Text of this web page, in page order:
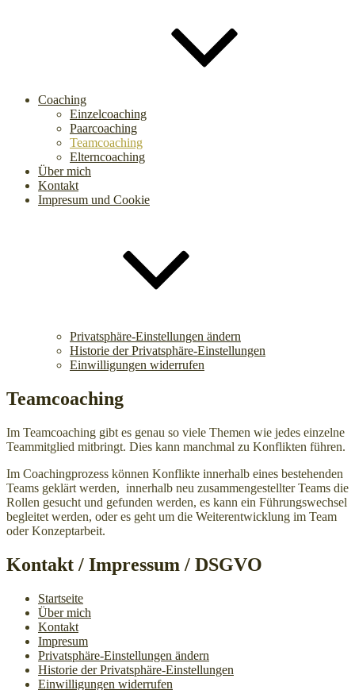
Coaching
Einzelcoaching
Paarcoaching
Teamcoaching
Elterncoaching
Über mich
Kontakt
Impresum und Cookie
Privatsphäre-Einstellungen ändern
Historie der Privatsphäre-Einstellungen
Einwilligungen widerrufen
Teamcoaching
Im Teamcoaching gibt es genau so viele Themen wie jedes einzelne
Teammitglied mitbringt. Dies kann manchmal zu Konflikten führen.
Im Coachingprozess können Konflikte innerhalb eines bestehenden
Teams geklärt werden, innerhalb neu zusammengestellter Teams die
Rollen gesucht und gefunden werden, es kann ein Führungswechsel
begleitet werden, oder es geht um die Weiterentwicklung im Team
oder Konzeptarbeit.
Kontakt / Impressum / DSGVO
Startseite
Über mich
Kontakt
Impresum
Privatsphäre-Einstellungen ändern
Historie der Privatsphäre-Einstellungen
Einwilligungen widerrufen